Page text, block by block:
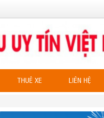
THUÊ XE LIÊN HỆ